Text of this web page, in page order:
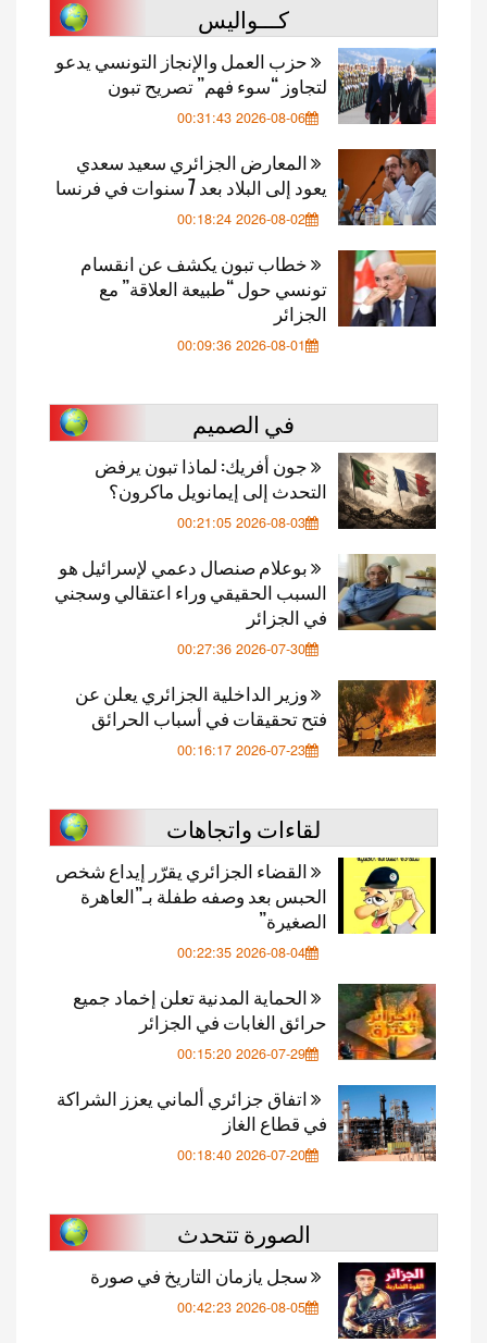
كـــواليس
حزب العمل والإنجاز التونسي يدعو
لتجاوز “سوء فهم” تصريح تبون
2026-08-06 00:31:43
المعارض الجزائري سعيد سعدي
يعود إلى البلاد بعد 7 سنوات في فرنسا
2026-08-02 00:18:24
خطاب تبون يكشف عن انقسام
تونسي حول “طبيعة العلاقة” مع
الجزائر
2026-08-01 00:09:36
في الصميم
جون أفريك: لماذا تبون يرفض
التحدث إلى إيمانويل ماكرون؟
2026-08-03 00:21:05
بوعلام صنصال دعمي لإسرائيل هو
السبب الحقيقي وراء اعتقالي وسجني
في الجزائر
2026-07-30 00:27:36
وزير الداخلية الجزائري يعلن عن
فتح تحقيقات في أسباب الحرائق
2026-07-23 00:16:17
لقاءات واتجاهات
القضاء الجزائري يقرّر إيداع شخص
الحبس بعد وصفه طفلة بـ”العاهرة
الصغيرة”
2026-08-04 00:22:35
الحماية المدنية تعلن إخماد جميع
حرائق الغابات في الجزائر
2026-07-29 00:15:20
اتفاق جزائري ألماني يعزز الشراكة
في قطاع الغاز
2026-07-20 00:18:40
الصورة تتحدث
سجل يازمان التاريخ في صورة
2026-08-05 00:42:23